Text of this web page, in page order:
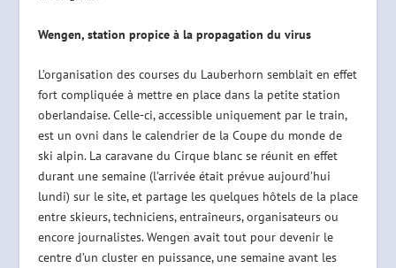
Wengen, station propice à la propagation du virus
L’organisation des courses du Lauberhorn semblait en effet
fort compliquée à mettre en place dans la petite station
oberlandaise. Celle-ci, accessible uniquement par le train,
est un ovni dans le calendrier de la Coupe du monde de
ski alpin. La caravane du Cirque blanc se réunit en effet
durant une semaine (l’arrivée était prévue aujourd’hui
lundi) sur le site, et partage les quelques hôtels de la place
entre skieurs, techniciens, entraîneurs, organisateurs ou
encore journalistes. Wengen avait tout pour devenir le
centre d’un cluster en puissance, une semaine avant les